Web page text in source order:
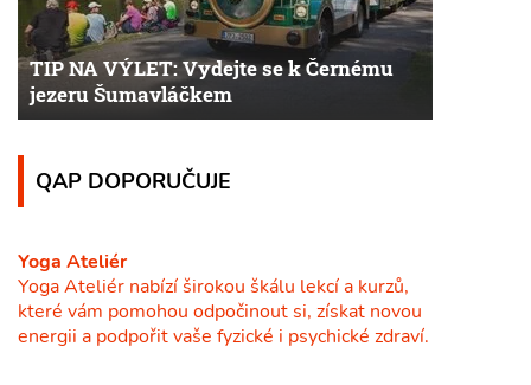
TIP NA VÝLET: Vydejte se k Černému
jezeru Šumavláčkem
QAP DOPORUČUJE
Yoga Ateliér
Yoga Ateliér nabízí širokou škálu lekcí a kurzů,
které vám pomohou odpočinout si, získat novou
energii a podpořit vaše fyzické i psychické zdraví.